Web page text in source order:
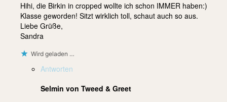
Hihi, die Birkin in cropped wollte ich schon IMMER haben:)
Klasse geworden! Sitzt wirklich toll, schaut auch so aus.
Liebe Grüße,
Sandra
Wird geladen …
Antworten
Selmin von Tweed & Greet